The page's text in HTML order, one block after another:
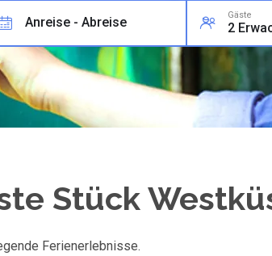
Anreise - Abreise Gäste
Stück
Ferienerlebnisse.